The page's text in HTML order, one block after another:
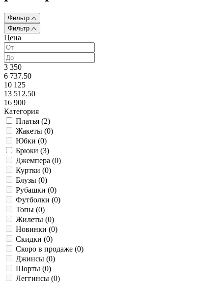
Фильтр
Фильтр
Цена
3 350
6 737.50
10 125
13 512.50
16 900
Категория
Платья (2)
Жакеты (0)
Юбки (0)
Брюки (3)
Джемпера (0)
Куртки (0)
Блузы (0)
Рубашки (0)
Футболки (0)
Топы (0)
Жилеты (0)
Новинки (0)
Скидки (0)
Скоро в продаже (0)
Джинсы (0)
Шорты (0)
Леггинсы (0)